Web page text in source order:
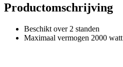
Productomschrijving
Beschikt over 2 standen
Maximaal vermogen 2000 watt